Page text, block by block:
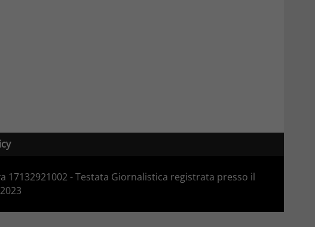
17132921002 - Testata Giornalistica registrata presso il